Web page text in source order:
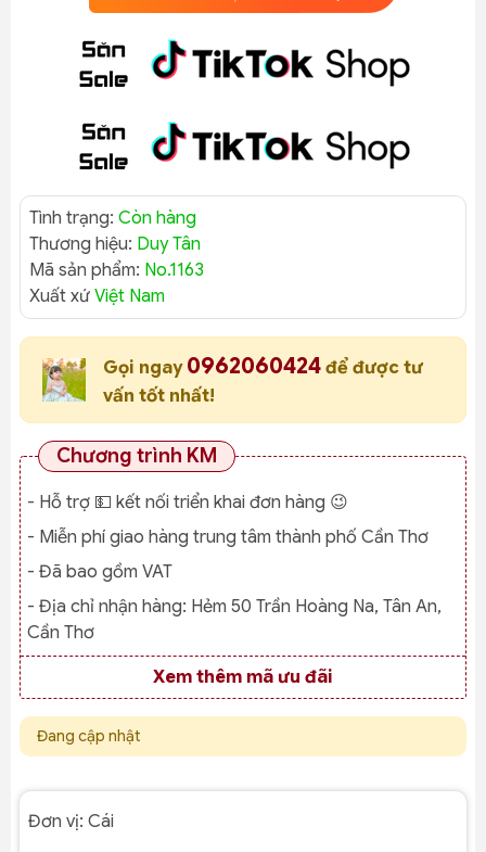
Tình trạng: Còn hàng
Thương hiệu: Duy Tân
Mã sản phẩm: No.1163
Xuất xứ Việt Nam
Gọi ngay 0962060424 để được tư
vấn tốt nhất!
Chương trình KM
- Hỗ trợ 💵 kết nối triển khai đơn hàng 😉
- Miễn phí giao hàng trung tâm thành phố Cần Thơ
- Đã bao gồm VAT
- Địa chỉ nhận hàng: Hẻm 50 Trần Hoàng Na, Tân An,
Cần Thơ
Xem thêm mã ưu đãi
Đang cập nhật
Đơn vị: Cái